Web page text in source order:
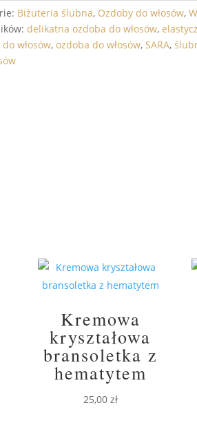
Biżuteria ślubna, Ozdoby do włosów,
delikatna ozdoba do włosów,
włosów, ozdoba do włosów, SARA,
Kremowa
kryształowa
bransoletka z
hematytem
25,00 zł